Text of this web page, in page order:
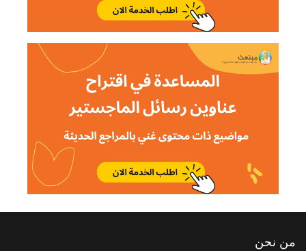
من نحن